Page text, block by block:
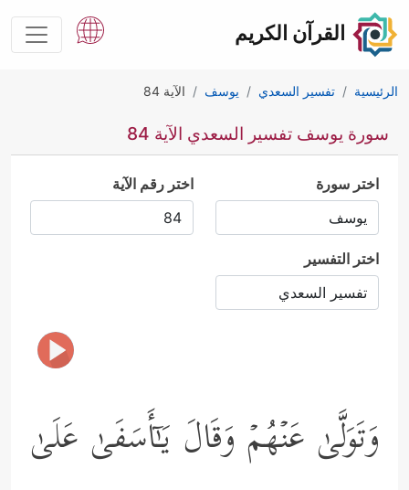
القرآن الكريم
الرئيسية تفسير السعدي يوسف الآية 84
سورة يوسف تفسير السعدي الآية 84
اختر سورة اختر رقم الآية
اختر التفسير
وَتَوَلَّىٰ عَنۡهُمۡ وَقَالَ یَـٰۤأَسَفَىٰ عَلَىٰ